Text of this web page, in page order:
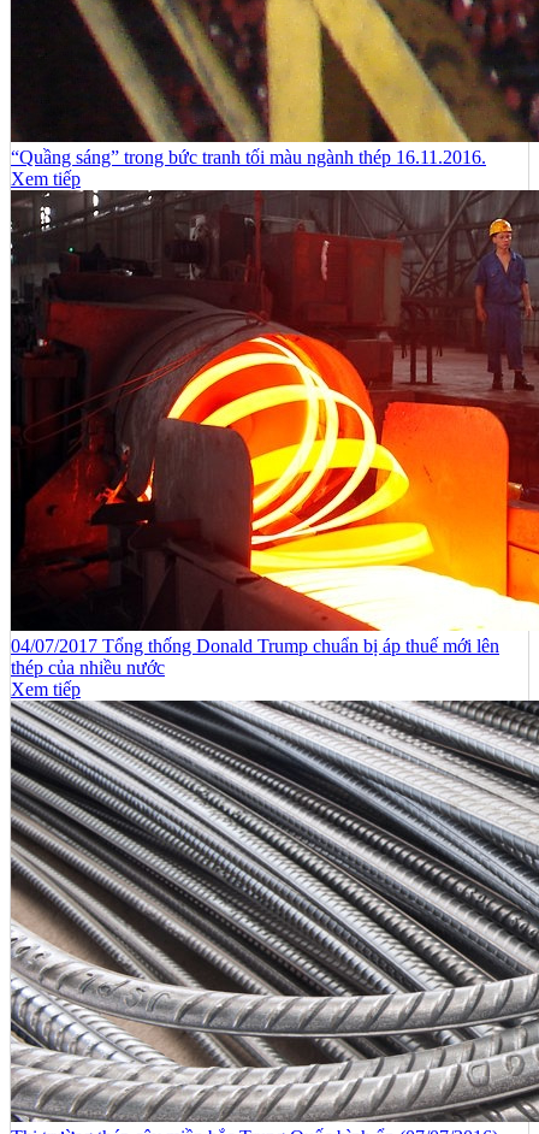
“Quầng sáng” trong bức tranh tối màu ngành thép 16.11.2016.
Xem tiếp
04/07/2017 Tổng thống Donald Trump chuẩn bị áp thuế mới lên
thép của nhiều nước
Xem tiếp